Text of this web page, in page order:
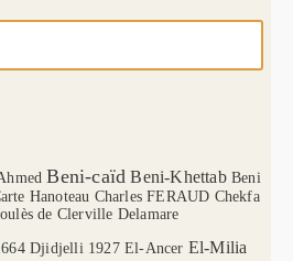
Beni-caïd Beni-Khettab Beni
Hanoteau Charles FERAUD Chekfa
de Clerville Delamare
Djidjelli 1927 El-Ancer El-Milia